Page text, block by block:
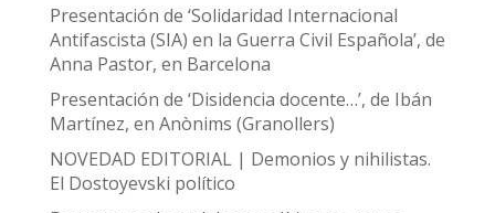
Presentación de ‘Solidaridad Internacional
Antifascista (SIA) en la Guerra Civil Española’, de
Anna Pastor, en Barcelona
Presentación de ‘Disidencia docente…’, de Ibán
Martínez, en Anònims (Granollers)
NOVEDAD EDITORIAL | Demonios y nihilistas.
El Dostoyevski político